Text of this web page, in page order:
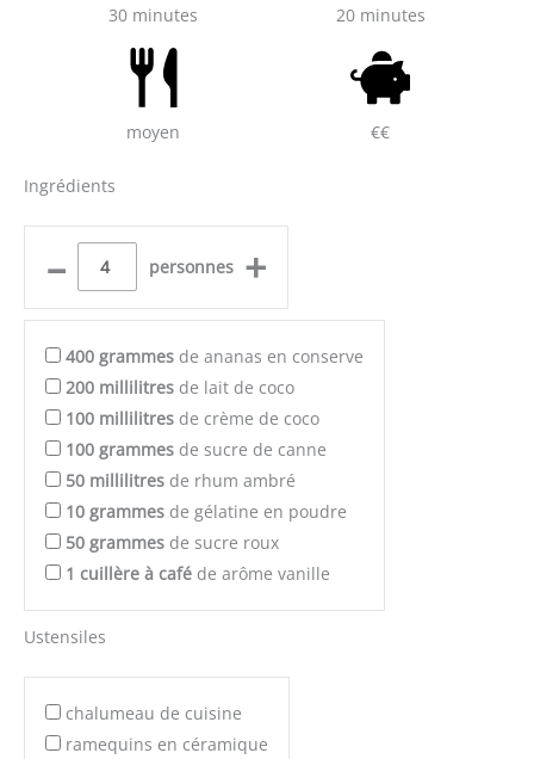
30 minutes 20 minutes
moyen €€
Ingrédients
– personnes +
400 grammes de ananas en conserve
200 millilitres de lait de coco
100 millilitres de crème de coco
100 grammes de sucre de canne
50 millilitres de rhum ambré
10 grammes de gélatine en poudre
50 grammes de sucre roux
1 cuillère à café de arôme vanille
Ustensiles
chalumeau de cuisine
ramequins en céramique